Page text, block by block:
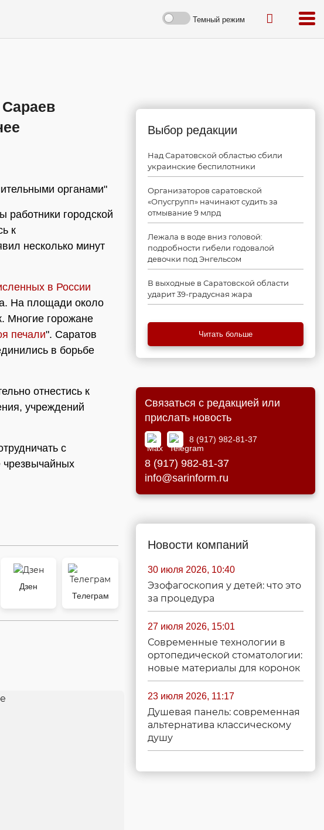
Темный режим
Сараев
органами"
работники городской
к
несколько минут
в России
На площади около
Многие горожане
печали". Саратов
в борьбе
отнестись к
учреждений
с
чрезвычайных
Дзен
Телеграм
Выбор редакции
Над Саратовской областью сбили
украинские беспилотники
Организаторов саратовской
«Опусгрупп» начинают судить за
отмывание 9 млрд
Лежала в воде вниз головой:
подробности гибели годовалой
девочки под Энгельсом
В выходные в Саратовской области
ударит 39-градусная жара
Читать больше
Связаться с редакцией или
прислать новость
8 (917) 982-81-37
8 (917) 982-81-37
info@sarinform.ru
Новости компаний
30 июля 2026, 10:40
Эзофагоскопия у детей: что это
за процедура
27 июля 2026, 15:01
Современные технологии в
ортопедической стоматологии:
новые материалы для коронок
23 июля 2026, 11:17
Душевая панель: современная
альтернатива классическому
душу